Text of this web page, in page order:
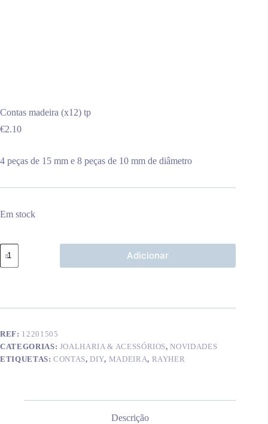
Contas madeira (x12) tp
€2.10
4 peças de 15 mm e 8 peças de 10 mm de diâmetro
Em stock
Quantidade
de
Contas
Adicionar
REF: 12201505
CATEGORIAS: JOALHARIA & ACESSÓRIOS,NOVIDADES
ETIQUETAS:CONTAS,DIY, MADEIRA, RAYHER
Descrição